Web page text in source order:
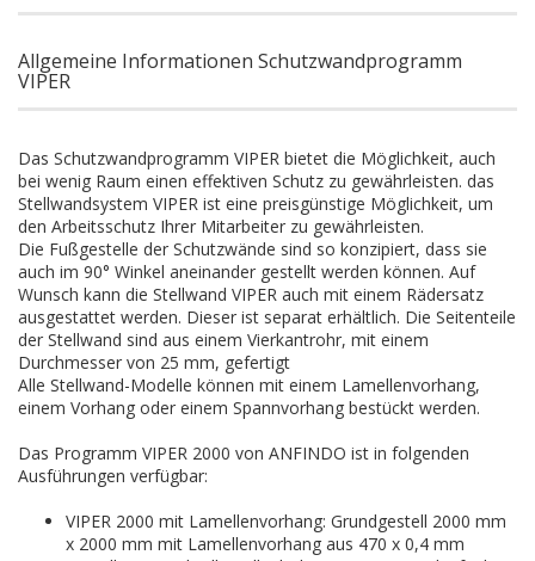
Allgemeine Informationen Schutzwandprogramm
VIPER
Das Schutzwandprogramm VIPER bietet die Möglichkeit, auch
bei wenig Raum einen effektiven Schutz zu gewährleisten. das
Stellwandsystem VIPER ist eine preisgünstige Möglichkeit, um
den Arbeitsschutz Ihrer Mitarbeiter zu gewährleisten.
Die Fußgestelle der Schutzwände sind so konzipiert, dass sie
auch im 90° Winkel aneinander gestellt werden können. Auf
Wunsch kann die Stellwand VIPER auch mit einem Rädersatz
ausgestattet werden. Dieser ist separat erhältlich. Die Seitenteile
der Stellwand sind aus einem Vierkantrohr, mit einem
Durchmesser von 25 mm, gefertigt
Alle Stellwand-Modelle können mit einem Lamellenvorhang,
einem Vorhang oder einem Spannvorhang bestückt werden.
Das Programm VIPER 2000 von ANFINDO ist in folgenden
Ausführungen verfügbar:
VIPER 2000 mit Lamellenvorhang: Grundgestell 2000 mm
x 2000 mm mit Lamellenvorhang aus 470 x 0,4 mm